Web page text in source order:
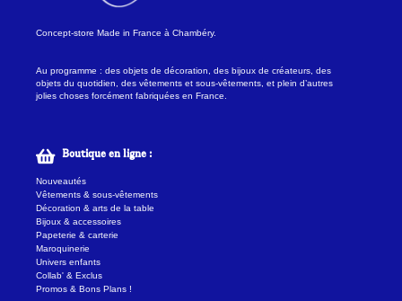
Concept-store Made in France à Chambéry.
Au programme : des objets de décoration, des bijoux de créateurs, des
objets du quotidien, des vêtements et sous-vêtements, et plein d’autres
jolies choses forcément fabriquées en France.
Boutique en ligne :
Nouveautés
Vêtements & sous-vêtements
Décoration & arts de la table
Bijoux & accessoires
Papeterie & carterie
Maroquinerie
Univers enfants
Collab' & Exclus
Promos & Bons Plans !